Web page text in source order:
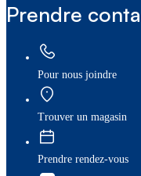
Prendre
Pour nous joindre
Trouver un magasin
Prendre rendez-vous